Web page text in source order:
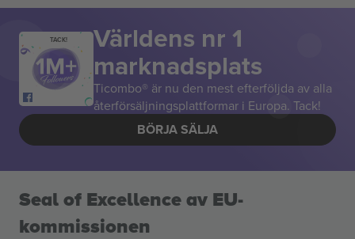
TACK! Världens nr 1
marknadsplats
Ticombo® är nu den mest efterföljda av alla
återförsäljningsplattformar i Europa. Tack!
BÖRJA SÄLJA
Seal of Excellence av EU-
kommissionen